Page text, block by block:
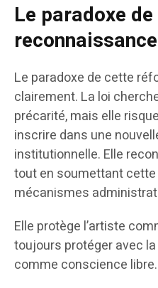
Le paradoxe
reconnaissance
Le paradoxe de cette
clairement. La loi
précarité, mais elle
inscrire dans une
institutionnelle. Elle
tout en soumettant
mécanismes
Elle protège l’artiste
toujours protéger avec
comme conscience libre.